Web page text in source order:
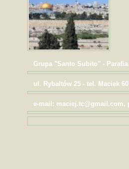
Grupa "Santo Subito" -
ul. Rybałtów 25 - tel. Maciek
e-mail: maciej.tc@gmail.com,